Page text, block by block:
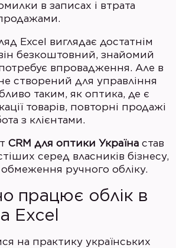
в записах і втрата
Excel виглядає достатнім
безкоштовний, знайомий
впровадження. Але в
створений для управління
таким, як оптика, де є
товарів, повторні продажі
з клієнтами.
CRM для оптики Україна став
серед власників бізнесу,
обмеження ручного обліку.
працює облік в
Excel
на практику українських